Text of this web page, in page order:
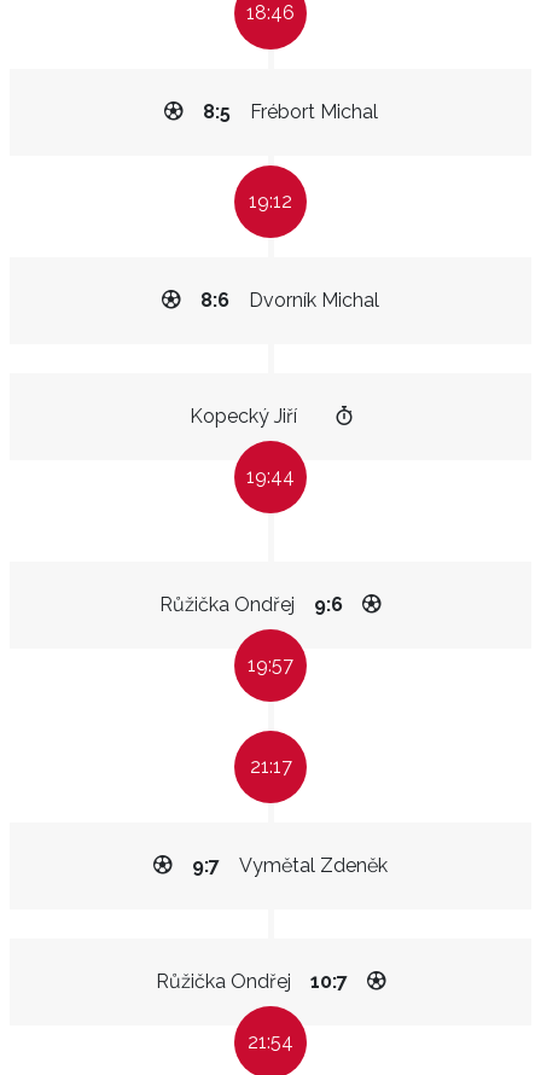
18:46
Frébort Michal
8:5
19:12
Dvorník Michal
8:6
Kopecký Jiří
19:44
Růžička Ondřej 9:6
19:57
21:17
Vymětal Zdeněk
9:7
Růžička Ondřej 10:7
21:54